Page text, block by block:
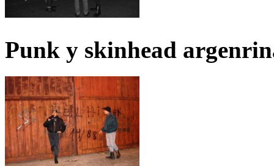
Punk y skinhead